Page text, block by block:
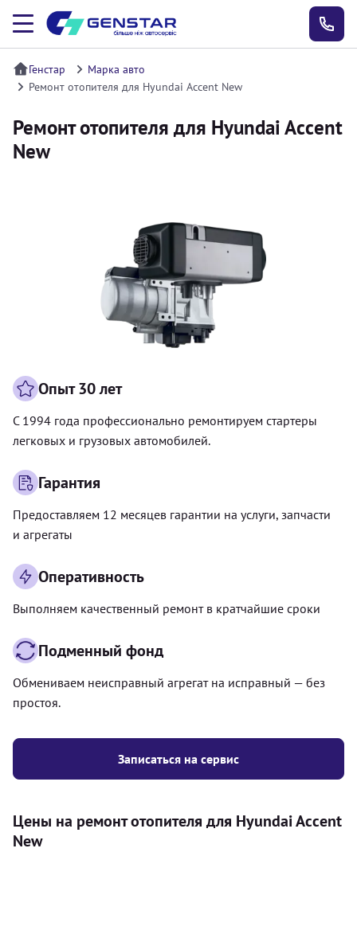
Генстар
Марка авто
Ремонт отопителя для Hyundai Accent New
Ремонт отопителя для Hyundai Accent
New
Записаться на сервис
Опыт 30 лет
С 1994 года профессионально ремонтируем стартеры
легковых и грузовых автомобилей.
Гарантия
Предоставляем 12 месяцев гарантии на услуги, запчасти
и агрегаты
Оперативность
Выполняем качественный ремонт в кратчайшие сроки
Подменный фонд
Обмениваем неисправный агрегат на исправный — без
простоя.
Цены на ремонт отопителя для Hyundai Accent
New